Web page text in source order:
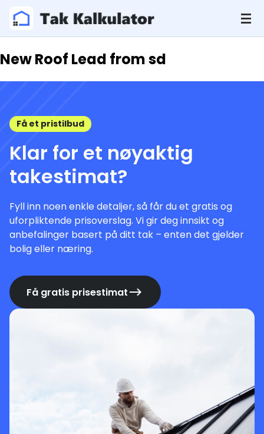
New Roof Lead from sd
Få et pristilbud
Klar for et nøyaktig
takestimat?
Fyll inn noen enkle detaljer, så får du et gratis og
uforpliktende prisoverslag. Vi gir deg innsikt og
anbefalinger basert på ditt tak – enten det gjelder
bolig eller næring.
Få gratis prisestimat